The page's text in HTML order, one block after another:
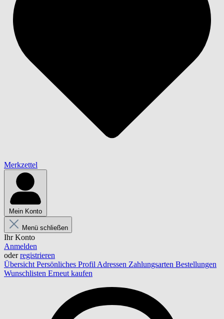
Merkzettel
Mein Konto
Menü schließen
Ihr Konto
Anmelden
oderregistrieren
Übersicht Persönliches Profil Adressen Zahlungsarten Bestellungen
Wunschlisten Erneut kaufen